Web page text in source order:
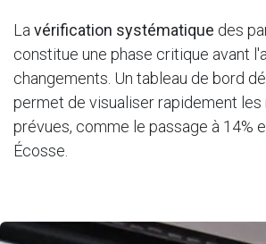
Lavérification systématique des
constitue une phase critique avant
changements. Un tableau de bord
permet de visualiser rapidement
prévues, comme le passage à 14%
Écosse.